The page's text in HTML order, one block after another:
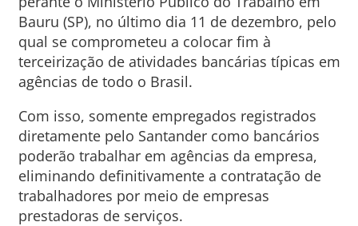
Bauru (SP), no último dia 11 de dezembro, pelo
qual se comprometeu a colocar fim à
terceirização de atividades bancárias típicas em
agências de todo o Brasil.
Com isso, somente empregados registrados
diretamente pelo Santander como bancários
poderão trabalhar em agências da empresa,
eliminando definitivamente a contratação de
trabalhadores por meio de empresas
prestadoras de serviços.